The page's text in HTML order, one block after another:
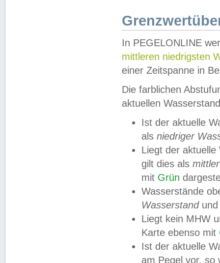
In PEGELONLINE
mittleren niedrigsten
einer Zeitspanne in
Die farblichen
aktuellen
Ist der aktuelle
als niedriger
Liegt der
gilt dies als
mit Grün
Wasserstände
Wasserstandund
Liegt kein MHW
Karte ebenso mit
Ist der aktuelle
am Pegel vor,